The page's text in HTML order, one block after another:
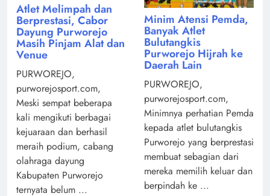
Atlet Melimpah dan
Berprestasi, Cabor
Dayung Purworejo
Masih Pinjam Alat dan
Venue
PURWOREJO,
purworejosport.com,
Meski sempat beberapa
kali mengikuti berbagai
kejuaraan dan berhasil
meraih podium, cabang
olahraga dayung
Kabupaten Purworejo
ternyata belum ...
Minim Atensi Pemda,
Banyak Atlet
Bulutangkis
Purworejo Hijrah ke
Daerah Lain
PURWOREJO,
purworejosport.com,
Minimnya perhatian Pemda
kepada atlet bulutangkis
Purworejo yang berprestasi
membuat sebagian dari
mereka memilih keluar dan
berpindah ke ...